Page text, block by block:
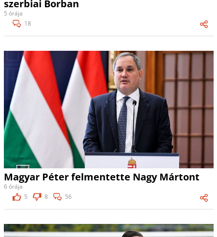
szerbiai Borban
5 órája
18
Magyar Péter felmentette Nagy Mártont
6 órája
5
8 56